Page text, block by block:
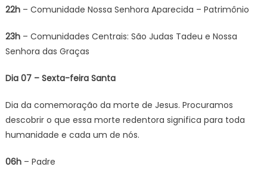
22h – Comunidade Nossa Senhora Aparecida – Patrimônio
23h – Comunidades Centrais: São Judas Tadeu e Nossa
Senhora das Graças
Dia 07 – Sexta-feira Santa
Dia da comemoração da morte de Jesus. Procuramos
descobrir o que essa morte redentora significa para toda
humanidade e cada um de nós.
06h– Padre